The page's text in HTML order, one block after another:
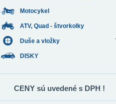
Motocykel
ATV, Quad - štvorkolky
Duše a vložky
DISKY
CENY sú uvedené s DPH !